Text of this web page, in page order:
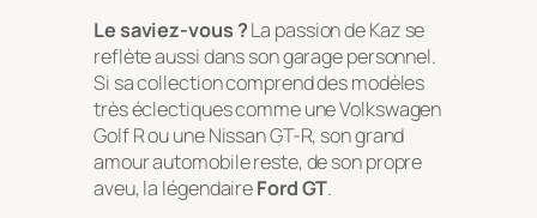
Le saviez-vous ?La passion de Kaz se
reflète aussi dans son garage personnel.
Si sa collection comprend des modèles
très éclectiques comme une Volkswagen
Golf R ou une Nissan GT-R, son grand
amour automobile reste, de son propre
aveu, la légendaireFord GT.